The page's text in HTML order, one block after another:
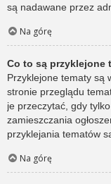
są nadawane przez
Na górę
Co to są przyklejone
Przyklejone tematy są
stronie przeglądu
je przeczytać, gdy
zamieszczania
przyklejania tematów
Na górę